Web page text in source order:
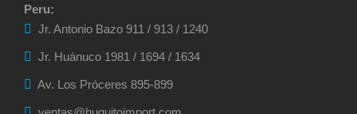
Peru:
Jr. Antonio Bazo 911 / 913 / 1240
Jr. Huánuco 1981 / 1694 / 1634
Av. Los Próceres 895-899